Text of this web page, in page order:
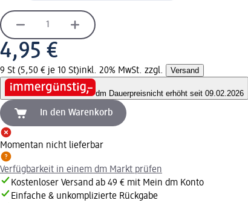
4,95 €
9 St (5,50 € je 10 St)inkl. 20% MwSt. zzgl. Versand
dm Dauerpreisnicht erhöht seit 09.02.2026
In den Warenkorb
Momentan nicht lieferbar
Verfügbarkeit in einem dm Markt prüfen
Kostenloser Versand ab 49 € mit Mein dm Konto
Einfache & unkomplizierte Rückgabe